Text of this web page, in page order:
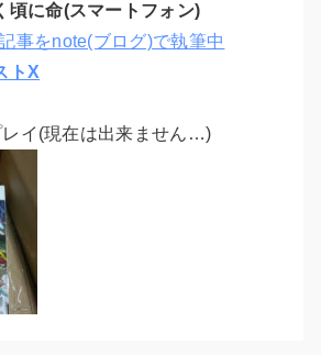
頃に命(スマートフォン)
事をnote(ブログ)で執筆中
トX
レイ(現在は出来ません…)